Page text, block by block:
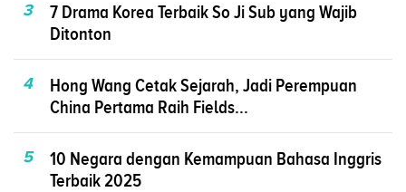
3
7 Drama Korea Terbaik So Ji Sub yang Wajib
Ditonton
4
Hong Wang Cetak Sejarah, Jadi Perempuan
China Pertama Raih Fields...
5
10 Negara dengan Kemampuan Bahasa Inggris
Terbaik 2025